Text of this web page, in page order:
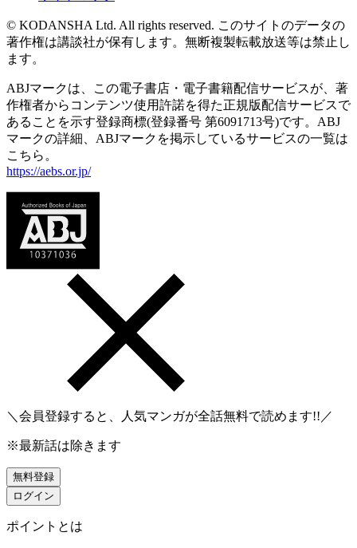
© KODANSHA Ltd. All rights reserved. このサイトのデータの
著作権は講談社が保有します。無断複製転載放送等は禁止し
ます。
ABJマークは、この電子書店・電子書籍配信サービスが、著
作権者からコンテンツ使用許諾を得た正規版配信サービスで
あることを示す登録商標(登録番号 第6091713号)です。ABJ
マークの詳細、ABJマークを掲示しているサービスの一覧は
こちら。
https://aebs.or.jp/
＼会員登録すると、人気マンガが全話無料で読めます!!／
※最新話は除きます
無料登録
ログイン
ポイントとは